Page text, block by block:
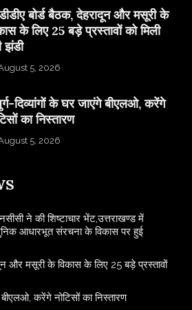
बोर्ड बैठक, देहरादून और मसूरी के
के लिए 25 बड़े प्रस्तावों को मिली
झंडी
5, 2026
दिव्यांगों के घर जाएंगे बीएलओ, करेंगे
का निस्तारण
5, 2026
ने की शिष्टाचार भेंट,उत्तराखण्ड में
आधारभूत संरचना के विकास पर हुई
और मसूरी के विकास के लिए 25 बड़े प्रस्तावों
करेंगे नोटिसों का निस्तारण